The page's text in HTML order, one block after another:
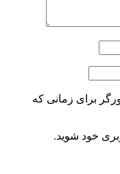
برای زمانی که
خود شوید.